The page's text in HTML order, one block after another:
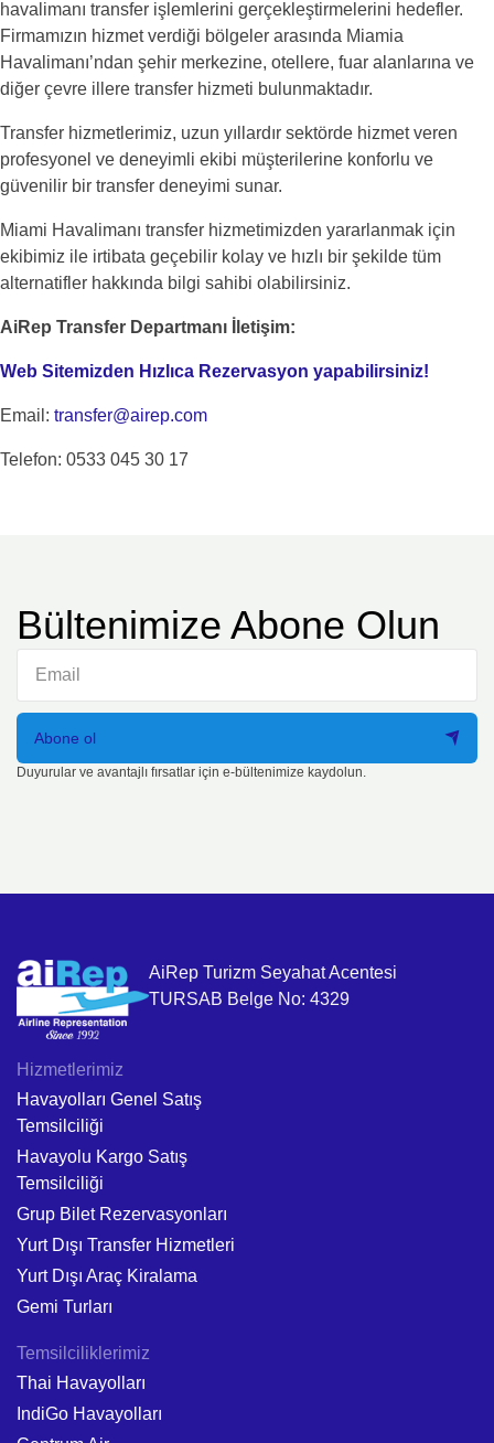
havalimanı transfer işlemlerini gerçekleştirmelerini hedefler.
Firmamızın hizmet verdiği bölgeler arasında Miamia
Havalimanı’ndan şehir merkezine, otellere, fuar alanlarına ve
diğer çevre illere transfer hizmeti bulunmaktadır.
Transfer hizmetlerimiz, uzun yıllardır sektörde hizmet veren
profesyonel ve deneyimli ekibi müşterilerine konforlu ve
güvenilir bir transfer deneyimi sunar.
Miami Havalimanı transfer hizmetimizden yararlanmak için
ekibimiz ile irtibata geçebilir kolay ve hızlı bir şekilde tüm
alternatifler hakkında bilgi sahibi olabilirsiniz.
AiRep Transfer Departmanı İletişim:
Web Sitemizden Hızlıca Rezervasyon yapabilirsiniz!
Email: transfer@airep.com
Telefon: 0533 045 30 17
Bültenimize Abone Olun
Abone ol
Duyurular ve avantajlı fırsatlar için e-bültenimize kaydolun.
AiRep Turizm Seyahat Acentesi
TURSAB Belge No: 4329
Hizmetlerimiz
Havayolları Genel Satış
Temsilciliği
Havayolu Kargo Satış
Temsilciliği
Grup Bilet Rezervasyonları
Yurt Dışı Transfer Hizmetleri
Yurt Dışı Araç Kiralama
Gemi Turları
Temsilciliklerimiz
Thai Havayolları
IndiGo Havayolları